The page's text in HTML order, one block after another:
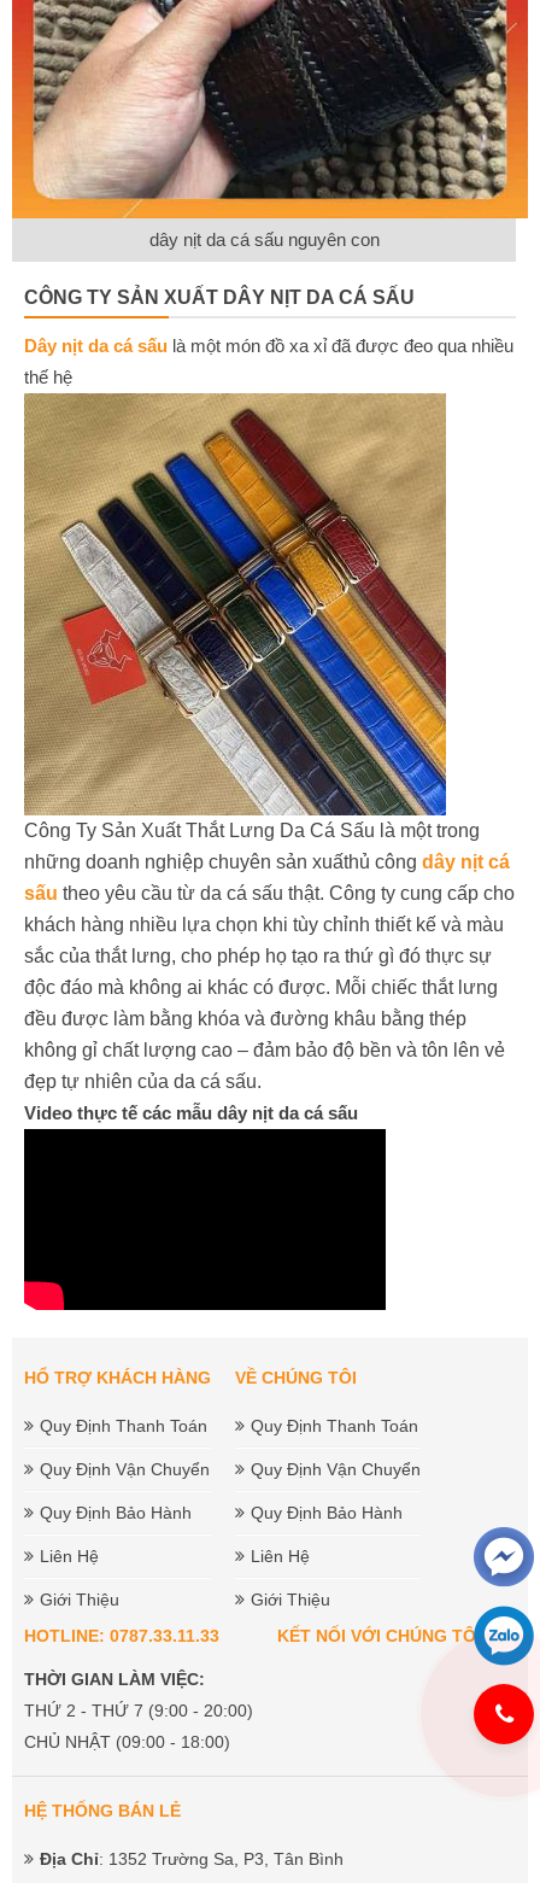
dây nịt da cá sấu nguyên con
CÔNG TY SẢN XUẤT DÂY NỊT DA CÁ SẤU
Dây nịt da cá sấu là một món đồ xa xỉ đã được đeo qua nhiều
thế hệ
Công Ty Sản Xuất Thắt Lưng Da Cá Sấu là một trong
những doanh nghiệp chuyên sản xuấthủ công dây nịt cá
sấu theo yêu cầu từ da cá sấu thật. Công ty cung cấp cho
khách hàng nhiều lựa chọn khi tùy chỉnh thiết kế và màu
sắc của thắt lưng, cho phép họ tạo ra thứ gì đó thực sự
độc đáo mà không ai khác có được. Mỗi chiếc thắt lưng
đều được làm bằng khóa và đường khâu bằng thép
không gỉ chất lượng cao – đảm bảo độ bền và tôn lên vẻ
đẹp tự nhiên của da cá sấu.
Video thực tế các mẫu dây nịt da cá sấu
HỔ TRỢ KHÁCH HÀNG
Quy Định Thanh Toán
Quy Định Vận Chuyển
Quy Định Bảo Hành
Liên Hệ
Giới Thiệu
VỀ CHÚNG TÔI
Quy Định Thanh Toán
Quy Định Vận Chuyển
Quy Định Bảo Hành
Liên Hệ
Giới Thiệu
HOTLINE: 0787.33.11.33
THỜI GIAN LÀM VIỆC:
THỨ 2 - THỨ 7 (9:00 - 20:00)
CHỦ NHẬT (09:00 - 18:00)
KẾT NỐI VỚI CHÚNG TÔI
HỆ THỐNG BÁN LẺ
Địa Chỉ: 1352 Trường Sa, P3, Tân Bình